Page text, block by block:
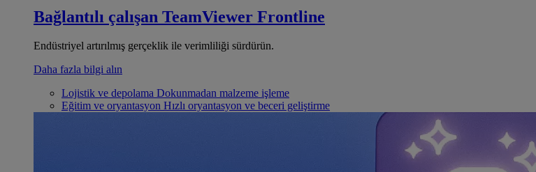
Bağlantılı çalışan TeamViewer Frontline
Endüstriyel artırılmış gerçeklik ile verimliliği sürdürün.
Daha fazla bilgi alın
Lojistik ve depolama Dokunmadan malzeme işleme
Eğitim ve oryantasyon Hızlı oryantasyon ve beceri geliştirme